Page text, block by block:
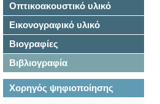
Οπτικοακουστικό υλικό
Εικονογραφικό υλικό
Βιογραφίες
Βιβλιογραφία
Χορηγός ψηφιοποίησης